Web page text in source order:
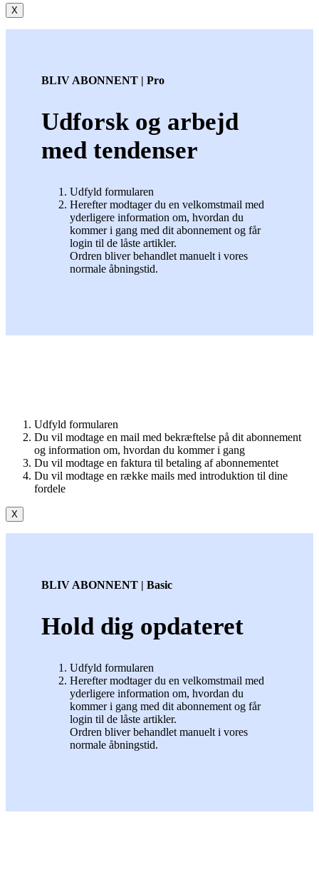
X
BLIV ABONNENT | Pro
Udforsk og arbejd
med tendenser
Udfyld formularen
Herefter modtager du en velkomstmail med
yderligere information om, hvordan du
kommer i gang med dit abonnement og får
login til de låste artikler.
Ordren bliver behandlet manuelt i vores
normale åbningstid.
Udfyld formularen
Du vil modtage en mail med bekræftelse på dit abonnement
og information om, hvordan du kommer i gang
Du vil modtage en faktura til betaling af abonnementet
Du vil modtage en række mails med introduktion til dine
fordele
X
BLIV ABONNENT | Basic
Hold dig opdateret
Udfyld formularen
Herefter modtager du en velkomstmail med
yderligere information om, hvordan du
kommer i gang med dit abonnement og får
login til de låste artikler.
Ordren bliver behandlet manuelt i vores
normale åbningstid.